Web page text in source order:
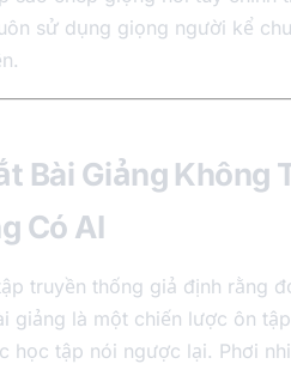
sử dụng giọng người kể
Bài Giảng Không
Có AI
truyền thống giả định rằng
giảng là một chiến lược ôn
học tập nói ngược lại. Phơi